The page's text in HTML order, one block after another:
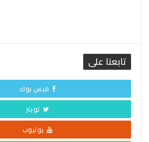
تابعنا على
فيس بوك
تويتر
يوتيوب